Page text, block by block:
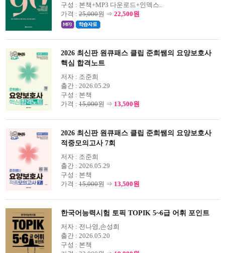
구성 : 본책+MP3 다운로드+인덱스..
가격 : 25,000원 ⇒ 22,500원
2026 최신판 원큐패스 클립 준희쌤의 요양보호사
핵심 합격노트
저자 : 조준희
출간 : 2026.05.29
구성 : 본책
가격 : 15,000원 ⇒ 13,500원
2026 최신판 원큐패스 클립 준희쌤의 요양보호사
적중모의고사 7회
저자 : 조준희
출간 : 2026.05.29
구성 : 본책
가격 : 15,000원 ⇒ 13,500원
한국어능력시험 토픽 TOPIK 5~6급 어휘 포인트
저자 : 전나영,손성희
출간 : 2026.05.20
구성 : 본책